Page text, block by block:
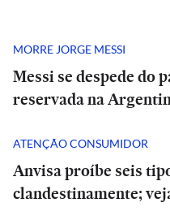
MORRE JORGE MESSI
Messi se despede do
reservada na
ATENÇÃO CONSUMIDOR
Anvisa proíbe seis
clandestinamente;